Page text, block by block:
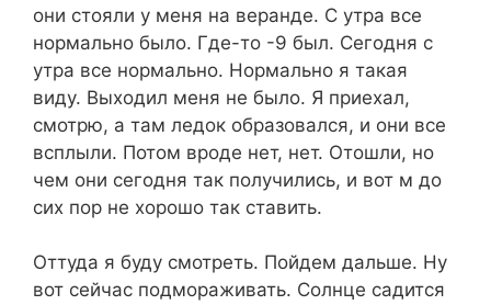
они стояли у меня на веранде. С утра все
нормально было. Где-то -9 был. Сегодня с
утра все нормально. Нормально я такая
виду. Выходил меня не было. Я приехал,
смотрю, а там ледок образовался, и они все
всплыли. Потом вроде нет, нет. Отошли, но
чем они сегодня так получились, и вот м до
сих пор не хорошо так ставить.
Оттуда я буду смотреть. Пойдем дальше. Ну
вот сейчас подмораживать. Солнце садится